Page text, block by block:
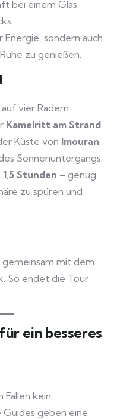
bei einem Glas
Energie, sondern auch
zu genießen.
vier Rädern
Kamelritt am Strand
Küste von Imouran
Sonnenuntergangs.
1,5 Stunden – genug
zu spüren und
mit dem
So endet die Tour
ein besseres
Fällen kein
Guides geben eine